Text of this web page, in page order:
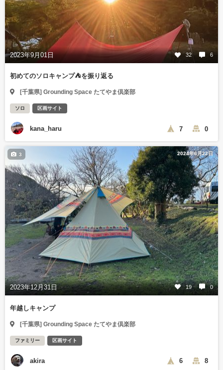
2023年9月01日 32 6
初めてのソロキャンプ⛺️を振り返る
[千葉県] Grounding Space たてやま倶楽部
ソロ 区画サイト
kana_haru 7 0
2024年6月22日
2023年12月31日 19 0
3
年越しキャンプ
[千葉県] Grounding Space たてやま倶楽部
ファミリー 区画サイト
akira 6 8